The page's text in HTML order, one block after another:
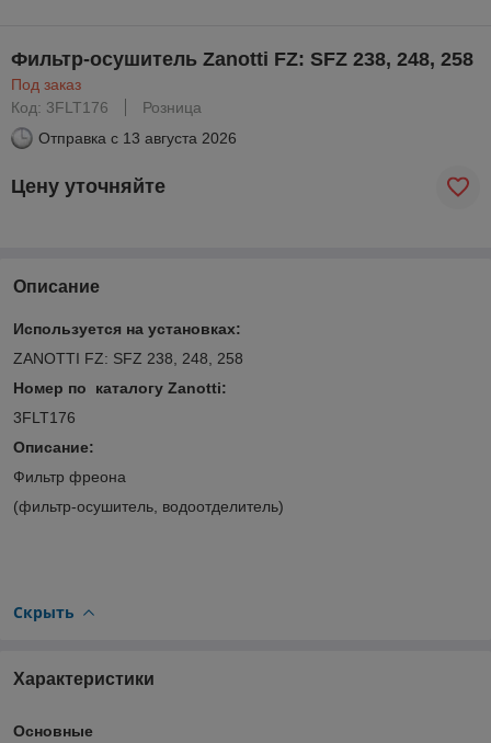
Фильтр-осушитель Zanotti FZ: SFZ 238, 248, 258
Под заказ
Код: 3FLT176
Розница
Отправка с 13 августа 2026
Цену уточняйте
Описание
Используется на установках:
ZANOTTI FZ: SFZ 238, 248, 258
Номер по каталогу Zanotti:
3FLT176
Описание:
Фильтр фреона
(фильтр-осушитель, водоотделитель)
Скрыть
Характеристики
Основные